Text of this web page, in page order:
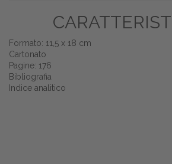
Formato: 11,5 x 18 cm
Cartonato
Pagine: 176
Bibliografia
Indice analitico